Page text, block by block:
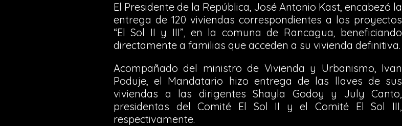
El Presidente de la República, José Antonio Kast, encabezó la
entrega de 120 viviendas correspondientes a los proyectos
“El Sol II y III”, en la comuna de Rancagua, beneficiando
directamente a familias que acceden a su vivienda definitiva.
Acompañado del ministro de Vivienda y Urbanismo, Ivan
Poduje, el Mandatario hizo entrega de las llaves de sus
viviendas a las dirigentes Shayla Godoy y July Canto,
presidentas del Comité El Sol II y el Comité El Sol III,
respectivamente.